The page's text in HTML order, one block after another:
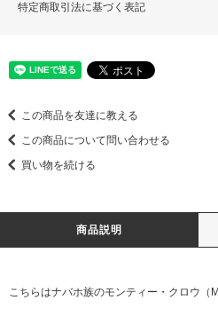
特定商取引法に基づく表記
この商品を友達に教える
この商品について問い合わせる
買い物を続ける
商品説明
こちらはナバホ族のモンティー・クロウ（